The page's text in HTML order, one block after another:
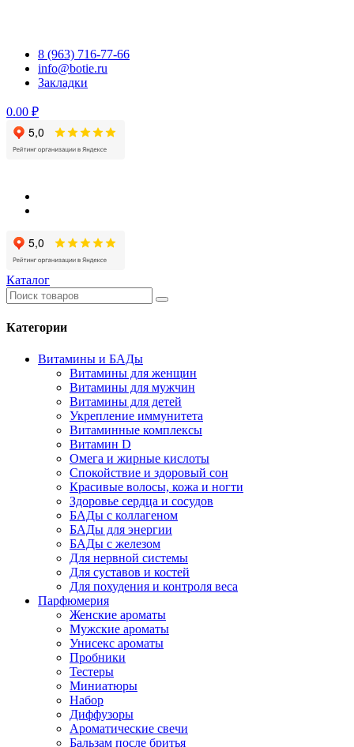
8 (963) 716-77-66
info@botie.ru
Закладки
0.00 ₽
Каталог
Категории
Витамины и БАДы
Витамины для женщин
Витамины для мужчин
Витамины для детей
Укрепление иммунитета
Витаминные комплексы
Витамин D
Омега и жирные кислоты
Спокойствие и здоровый сон
Красивые волосы, кожа и ногти
Здоровье сердца и сосудов
БАДы с коллагеном
БАДы для энергии
БАДы с железом
Для нервной системы
Для суставов и костей
Для похудения и контроля веса
Парфюмерия
Женские ароматы
Мужские ароматы
Унисекс ароматы
Пробники
Тестеры
Миниатюры
Набор
Диффузоры
Ароматические свечи
Бальзам после бритья